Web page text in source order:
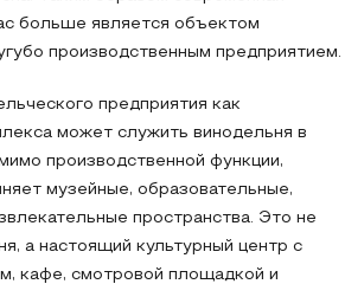
больше является объектом
производственным предприятием.
предприятия как
может служить винодельня в
производственной функции,
музейные, образовательные,
пространства. Это не
а настоящий культурный центр с
кафе, смотровой площадкой и